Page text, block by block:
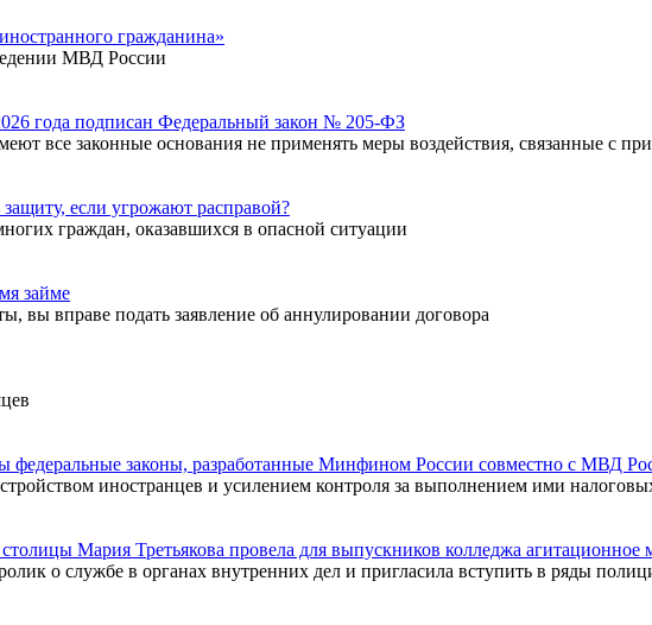
гражданина»
МВД России
года подписан Федеральный закон № 205-ФЗ
все законные основания не применять меры воздействия, связанные с
если угрожают расправой?
граждан, оказавшихся в опасной ситуации
займе
вы вправе подать заявление об аннулировании договора
федеральные законы, разработанные Минфином России совместно с МВД
иностранцев и усилением контроля за выполнением ими налоговых
Мария Третьякова провела для выпускников колледжа агитационное
о службе в органах внутренних дел и пригласила вступить в ряды